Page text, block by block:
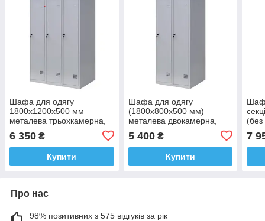
Шафа для одягу
1800х1200х500 мм
металева трьохкамерна,
6 350 ₴
Купити
Шафа для одягу
(1800х800х500 мм)
металева двокамерна,
5 400₴
Купити
7
Про нас
98% позитивних з 575 відгуків за рік